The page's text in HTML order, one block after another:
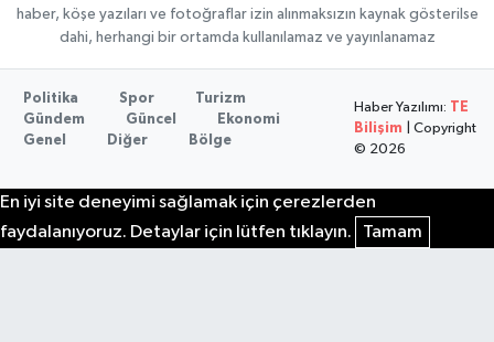
haber, köşe yazıları ve fotoğraflar izin alınmaksızın kaynak gösterilse
dahi, herhangi bir ortamda kullanılamaz ve yayınlanamaz
Politika Spor
Turizm
Gündem
Güncel
Ekonomi
Genel
Diğer Bölge
Haber Yazılımı:
TE
Bilişim | Copyright
© 2026
En iyi site deneyimi sağlamak için çerezlerden
faydalanıyoruz. Detaylar için lütfen tıklayın.
Tamam